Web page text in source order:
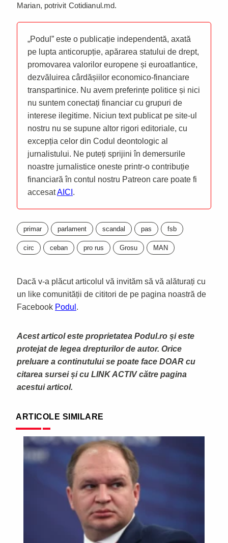
Marian, potrivit Cotidianul.md.
„Podul” este o publicație independentă, axată
pe lupta anticorupție, apărarea statului de drept,
promovarea valorilor europene și euroatlantice,
dezvăluirea cârdășiilor economico-financiare
transpartinice. Nu avem preferințe politice și nici
nu suntem conectați financiar cu grupuri de
interese ilegitime. Niciun text publicat pe site-ul
nostru nu se supune altor rigori editoriale, cu
excepția celor din Codul deontologic al
jurnalistului. Ne puteți sprijini în demersurile
noastre jurnalistice oneste printr-o contribuție
financiară în contul nostru Patreon care poate fi
accesatAICI .
primar parlament scandal pas fsb
circ ceban pro rus Grosu MAN
Dacă v-a plăcut articolul vă invităm să vă alăturați cu
un like comunității de cititori de pe pagina noastră de
Facebook Podul .
Acest articol este proprietatea Podul.ro și este
protejat de legea drepturilor de autor. Orice
preluare a continutului se poate face DOAR cu
citarea sursei și cu LINK ACTIV către pagina
acestui articol.
ARTICOLE SIMILARE